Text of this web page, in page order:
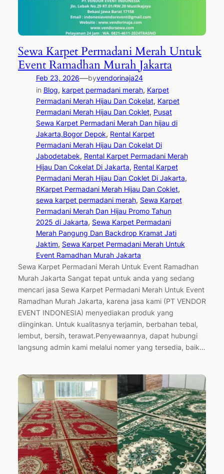
Sewa Karpet Permadani Merah Untuk
Event Ramadhan Murah Jakarta
Feb 23, 2026—byvendorinaja24
in Blog, karpet permadani merah, Karpet
Permadani Merah Hijau Dan Cokelat, Karpet
Permadani Merah Hijau Dan Coklet, Pusat
Sewa Karpet Permadani Merah Dan hijau di
Jakarta,Bogor Depok, Rental Karpet
Permadani Merah Hijau Dan Cokelat Di
Jabodetabek, Rental Karpet Permadani Merah
Hijau Dan Cokelat Di Jakarta, Rental Karpet
Permadani Merah Hijau Dan Coklet Di Jakarta
RKarpet Permadani Merah Hijau Dan Coklet
sewa karpet permadani merah, Sewa Karpet
Permadani Merah Dan Hijau Promo Tahun
2025 di Jakarta, Sewa Karpet Permadani
Merah Pangung Dan Backdrop Kramat Jati
Jaktim, Sewa Karpet Permadani Merah Untuk
Event Ramadhan Murah Jakarta
Sewa Karpet Permadani Merah Untuk Event Ramadhan
Murah Jakarta Sangat tepat untuk anda yang sedang
mencari jasa Sewa Karpet Permadani Merah Untuk Event
Ramadhan Murah Jakarta, karena jasa kami (PT VENDOR
EVENT INDONESIA) menyediakan produk yang
diinginkan. Untuk kualitasnya terjamin, berbahan tebal,
lembut, bersih, terawat.Penyewaannya, dapat hubungi
langsung admin kami melalui nomer yang tersedia, baik…